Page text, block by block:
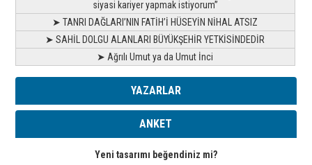
siyasi kariyer yapmak istiyorum”
➤ TANRI DAĞLARI’NIN FATİH’İ HÜSEYİN NİHAL ATSIZ
➤ SAHİL DOLGU ALANLARI BÜYÜKŞEHİR YETKİSİNDEDİR
➤ Ağrılı Umut ya da Umut İnci
YAZARLAR
ANKET
Yeni tasarımı beğendiniz mi?